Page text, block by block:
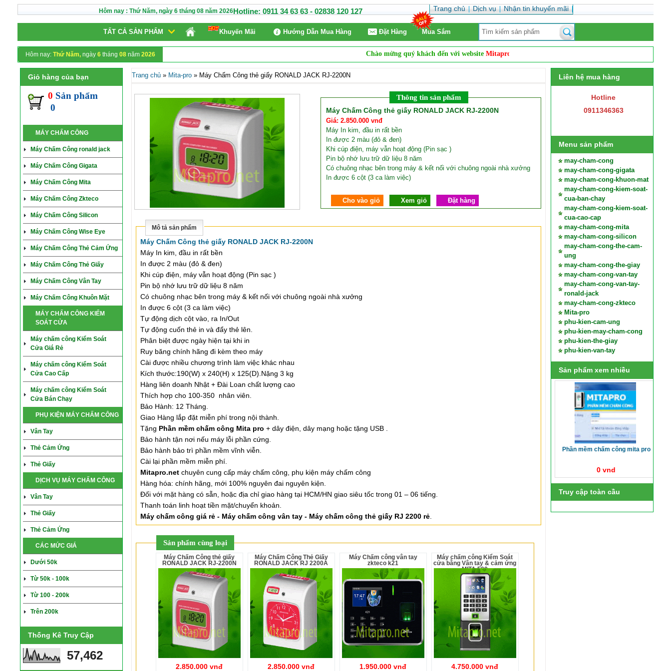
Hôm nay : Thứ Năm, ngày 6 tháng 08 năm 2026Hotline: 0911 34 63 63 - 02838 120 127 Trang chủ Dịch vụ Nhận tin khuyến mãi
TẤT CẢ SẢN PHẨM Khuyến Mãi Hướng Dẫn Mua Hàng Ðặt Hàng Mua Sắm
Hôm nay: Thứ Năm, ngày 6tháng 08năm 2026 Chào mừng quý khách đến với websiteMitapro.net
Giỏ hàng của bạn
0 Sản phẩm
0
MÁY CHẤM CÔNG
Máy Chấm Công ronald jack
Máy Chấm Công Gigata
Máy Chấm Công Mita
Máy Chấm Công Zkteco
Máy Chấm Công Silicon
Máy Chấm Công Wise Eye
Máy Chấm Công Thẻ Cảm Ứng
Máy Chấm Công Thẻ Giấy
Máy Chấm Công Vân Tay
Máy Chấm Công Khuôn Mặt
MÁY CHẤM CÔNG KIỂM
SOÁT CỬA
Máy chấm công Kiểm Soát
Cửa Giá Rẻ
Máy chấm công Kiểm Soát
Cửa Cao Cấp
Máy chấm công Kiểm Soát
Cửa Bán Chạy
PHỤ KIỆN MÁY CHẤM CÔNG
Vân Tay
Thẻ Cảm Ứng
Thẻ Giấy
DỊCH VỤ MÁY CHẤM CÔNG
Vân Tay
Thẻ Giấy
Thẻ Cảm Ứng
CÁC MỨC GIÁ
Dưới 50k
Từ 50k - 100k
Từ 100 - 200k
Trên 200k
Thống Kê Truy Cập
57,462
Liên hệ mua hàng
Hotline
0911346363
Menu sản phẩm
may-cham-cong
may-cham-cong-gigata
may-cham-cong-khuon-mat
may-cham-cong-kiem-soat-
cua-ban-chay
may-cham-cong-kiem-soat-
cua-cao-cap
may-cham-cong-mita
may-cham-cong-silicon
may-cham-cong-the-cam-
ung
may-cham-cong-the-giay
may-cham-cong-van-tay
may-cham-cong-van-tay-
ronald-jack
may-cham-cong-zkteco
Mita-pro
phu-kien-cam-ung
phu-kien-may-cham-cong
phu-kien-the-giay
phu-kien-van-tay
Sản phẩm xem nhiều
phần mềm chấm công mita pro
0 vnd
Truy cập toàn cầu
Trang chủ» Mita-pro» Máy Chấm Công thẻ giấy RONALD JACK RJ-2200N
Thông tin sản phẩm
Máy Chấm Công thẻ giấy RONALD JACK RJ-2200N
Giá: 2.850.000 vnđ
Máy In kim, đầu in rất bền
In được 2 màu (đỏ & đen)
Khi cúp điện, máy vẫn hoạt động (Pin sạc )
Pin bộ nhớ lưu trữ dữ liệu 8 năm
Có chuông nhạc bên trong máy & kết nối với chuông ngoài nhà xưởng
In được 6 cột (3 ca làm việc)
Cho vào giỏ Xem giỏ Đặt hàng
Mô tả sản phẩm
Máy Chấm Công thẻ giấy RONALD JACK RJ-2200N
Máy In kim, đầu in rất bền
In được 2 màu (đỏ & đen)
Khi cúp điện, máy vẫn hoạt động (Pin sạc )
Pin bộ nhớ lưu trữ dữ liệu 8 năm
Có chuông nhạc bên trong máy & kết nối với chuông ngoài nhà xưởng
In được 6 cột (3 ca làm việc)
Tự động dịch cột vào, ra In/Out
Tự động cuốn thẻ in và đẩy thẻ lên.
Phân biệt được ngày hiện tại khi in
Ruy băng chính hãng đi kèm theo máy
Cài được nhiều chương trình làm việc khác nhau
Kích thước:190(W) x 240(H) x 125(D).Nặng 3 kg
Hàng liên doanh Nhật + Đài Loan chất lượng cao
Thích hợp cho 100-350 nhân viên.
Bảo Hành: 12 Tháng.
Giao Hàng lắp đặt miễn phí trong nội thành.
Tặng Phần mềm chấm công Mita pro + dây điện, dây mạng hoặc tặng USB .
Bảo hành tận nơi nếu máy lỗi phần cứng.
Bảo hành bảo trì phần mềm vĩnh viễn.
Cài lại phần mềm miễn phí.
Mitapro.netchuyên cung cấp máy chấm công, phụ kiện máy chấm công
Hàng hóa: chính hãng, mới 100% nguyên đai nguyên kiện.
Đối với mặt hàng có sẵn, hoặc địa chỉ giao hàng tại HCM/HN giao siêu tốc trong 01 – 06 tiếng.
Thanh toán linh hoạt tiền mặt/chuyển khoản.
Máy chấm công giá rẻ - Máy chấm công vân tay - Máy chấm công thẻ giấy RJ 2200 rẻ.
Sản phẩm cùng loại
Máy Chấm Công thẻ giấy
RONALD JACK RJ-2200N
2.850.000 vnđ
Máy Chấm Công Thẻ Giấy
RONALD JACK RJ 2200A
2.850.000 vnđ
Máy Chấm công vân tay
zkteco k21
1.950.000 vnđ
Máy chấm công Kiểm Soát
cửa bằng Vân tay & cảm ứng
MITA F09
4.750.000 vnđ